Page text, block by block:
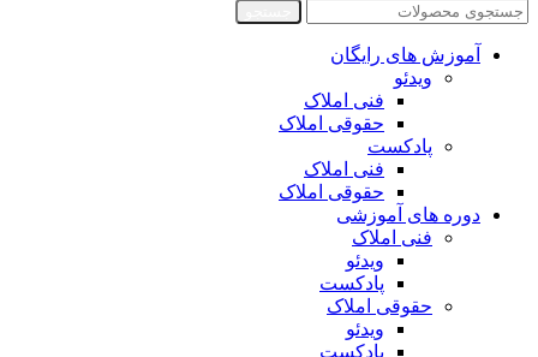
آموزش های رایگان
ویدئو
فنی املاک
حقوقی املاک
پادکست
فنی املاک
حقوقی املاک
دوره های آموزشی
فنی املاک
ویدئو
پادکست
حقوقی املاک
ویدئو
پادکست